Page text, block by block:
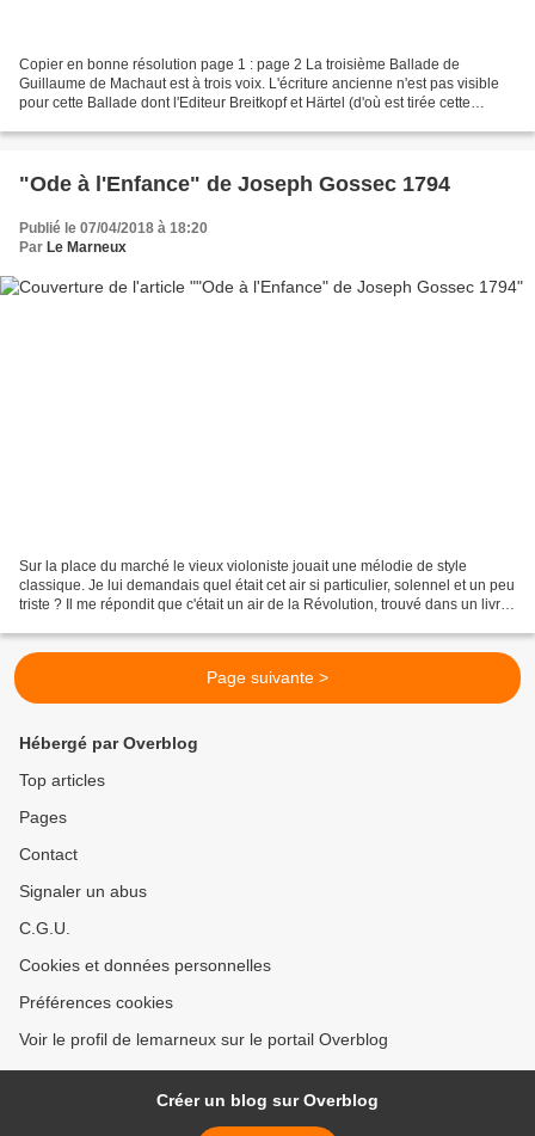
Copier en bonne résolution page 1 : page 2 La troisième Ballade de
Guillaume de Machaut est à trois voix. L'écriture ancienne n'est pas visible
pour cette Ballade dont l'Editeur Breitkopf et Härtel (d'où est tirée cette
"Ode à l'Enfance" de Joseph Gossec 1794
Publié le 07/04/2018 à 18:20
Par Le Marneux
Sur la place du marché le vieux violoniste jouait une mélodie de style
classique. Je lui demandais quel était cet air si particulier, solennel et un peu
triste ? Il me répondit que c'était un air de la Révolution, trouvé dans un livre
Page suivante >
Hébergé par Overblog
Top articles
Pages
Contact
Signaler un abus
C.G.U.
Cookies et données personnelles
Préférences cookies
Voir le profil de lemarneux sur le portail Overblog
Créer un blog sur Overblog